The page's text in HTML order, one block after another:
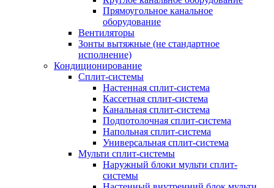
Прямоугольное канальное
оборудование
Вентиляторы
Зонты вытяжные (не стандартное
исполнение)
Кондиционирование
Сплит-системы
Настенная сплит-система
Кассетная сплит-система
Канальная сплит-система
Подпотолочная сплит-система
Напольная сплит-система
Универсальная сплит-система
Мульти сплит-системы
Наружный блоки мульти сплит-
системы